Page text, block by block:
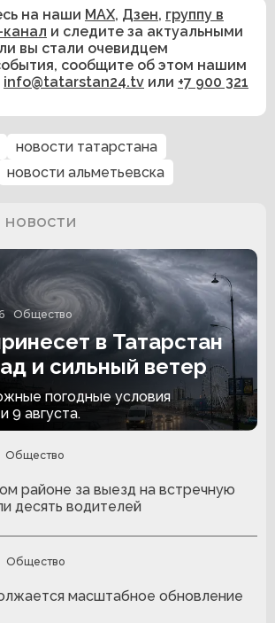
на наши MAX, Дзен, группу в
и следите за актуальными
вы стали очевидцем
сообщите об этом нашим
info@tatarstan24.tv или +7 900 321
новости татарстана
новости альметьевска
Общество
в Татарстан
и сильный ветер
погодные условия
9 августа.
Общество
районе за выезд на встречную
десять водителей
Общество
масштабное обновление